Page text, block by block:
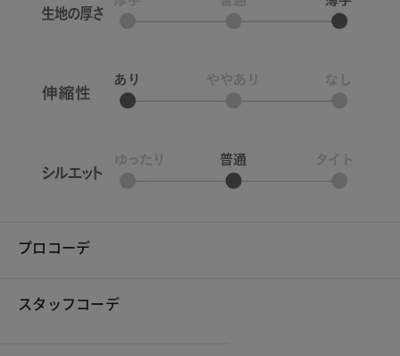
プロコーデ
スタッフコーデ